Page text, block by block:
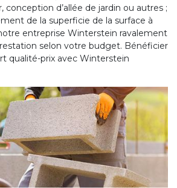
d’allée de jardin ou autres ;
de la superficie de la surface à
entreprise Winterstein ravalement
selon votre budget. Bénéficier
qualité-prix avec Winterstein